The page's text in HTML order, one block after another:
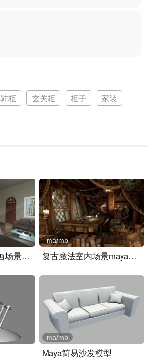
鞋柜 玄关柜 柜子
家装
客厅,室内,卡通动画场景ma.. 复古魔法室内场景maya模型..
ma/mb
Maya简易沙发模型
ma/mb